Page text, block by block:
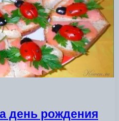
день рождения